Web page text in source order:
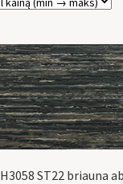
H3058 ST22 briauna